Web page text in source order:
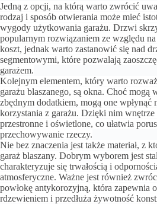
Jedną z opcji, na którą warto zwrócić
rodzaj i sposób otwierania może mieć
wygody użytkowania garażu. Drzwi
popularnym rozwiązaniem ze względu
koszt, jednak warto zastanowić się nad
segmentowymi, które pozwalają
garażem.
Kolejnym elementem, który warto
garażu blaszanego, są okna. Choć mogą
zbędnym dodatkiem, mogą one wpłynąć
korzystania z garażu. Dzięki nim wnętrze
przestronne i oświetlone, co ułatwia
przechowywanie rzeczy.
Nie bez znaczenia jest także materiał, z
garaż blaszany. Dobrym wyborem jest
charakteryzuje się trwałością i
atmosferyczne. Ważne jest również
powłokę antykorozyjną, która zapewnia
rdzewieniem i przedłuża żywotność